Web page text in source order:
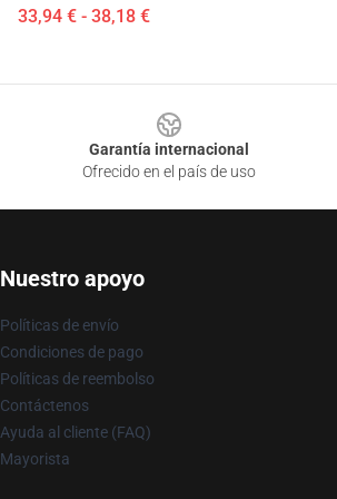
33,94 € - 38,18 €
Garantía internacional
Ofrecido en el país de uso
Nuestro apoyo
Políticas de envío
Condiciones de pago
Políticas de reembolso
Contáctenos
Ayuda al cliente (FAQ)
Mayorista